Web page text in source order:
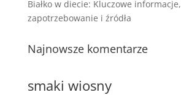
Białko w diecie: Kluczowe informacje,
zapotrzebowanie i źródła
Najnowsze komentarze
smaki wiosny